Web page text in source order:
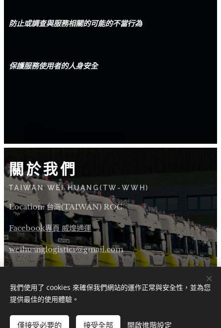
防止或調查與服務相關的可能的不當行為
保護服務使用者的人身安全
關於我們
TAIWAN WEI HUANG(TW-WWH)
Location: 台灣(TAIWAN) ROC
Facebook專頁 威煌通運
weihuanglogistics@gmail.com
Instagram link
我們使用了 cookies 來確保我們網站的運作正常與安全性，並為您
提供最佳的使用體驗。
僅接受必要的 接受全部 開啟進階設定